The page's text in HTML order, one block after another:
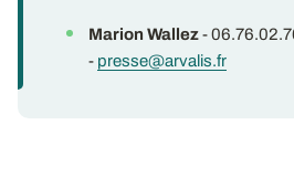
Marion Wallez-
- presse@arvalis.fr